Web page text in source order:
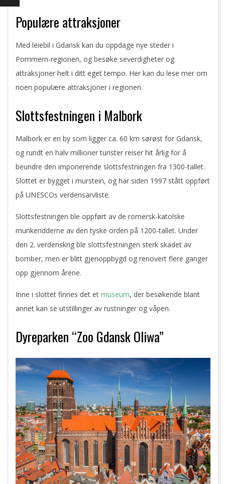
Populære attraksjoner
Med leiebil i Gdansk kan du oppdage nye steder i
Pommern-regionen, og besøke severdigheter og
attraksjoner helt i ditt eget tempo. Her kan du lese mer om
noen populære attraksjoner i regionen.
Slottsfestningen i Malbork
Malbork er en by som ligger ca. 60 km sørøst for Gdansk,
og rundt en halv millioner turister reiser hit årlig for å
beundre den imponerende slottsfestningen fra 1300-tallet.
Slottet er bygget i murstein, og har siden 1997 stått oppført
på UNESCOs verdensarvliste.
Slottsfestningen ble oppført av de romersk-katolske
munkeridderne av den tyske orden på 1200-tallet. Under
den 2. verdenskrig ble slottsfestningen sterk skadet av
bomber, men er blitt gjenoppbygd og renovert flere ganger
opp gjennom årene.
Inne i slottet finnes det et museum, der besøkende blant
annet kan se utstillinger av rustninger og våpen.
Dyreparken “Zoo Gdansk Oliwa”